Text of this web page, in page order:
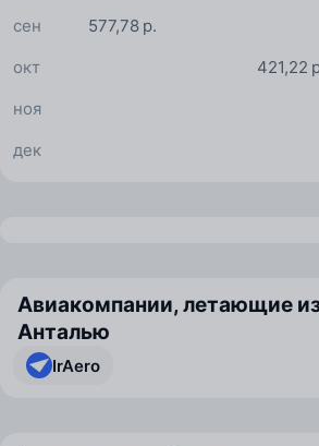
577,78 р.
сен
421,22
окт
ноя
дек
Авиакомпании, летающие
Анталью
IrAero